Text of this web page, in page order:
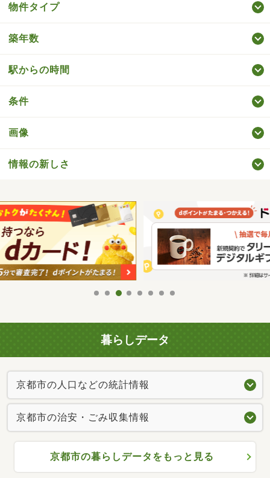
物件タイプ
築年数
駅からの時間
条件
画像
情報の新しさ
暮らしデータ
京都市の人口などの統計情報
京都市の治安・ごみ収集情報
京都市の暮らしデータをもっと見る